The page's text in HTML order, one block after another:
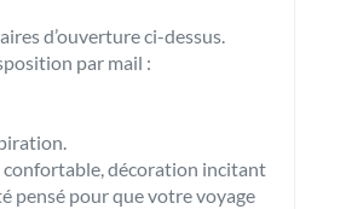
d’ouverture ci-dessus.
par mail :
confortable, décoration incitant
pensé pour que votre voyage